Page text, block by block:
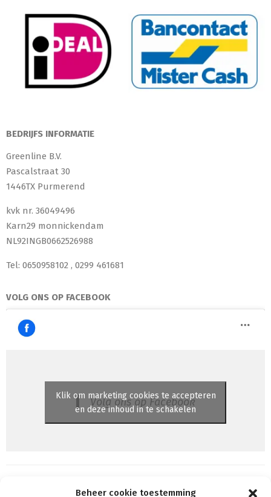
Beheer cookie toestemming
BEDRIJFS INFORMATIE
Greenline B.V.
Pascalstraat 30
1446TX Purmerend
kvk nr. 36049496
Karn29 monnickendam
NL92INGB0662526988
Tel: 0650958102 , 0299 461681
VOLG ONS OP FACEBOOK
Volg ons op Facebook
Klik om marketing cookies te accepteren
en deze inhoud in te schakelen